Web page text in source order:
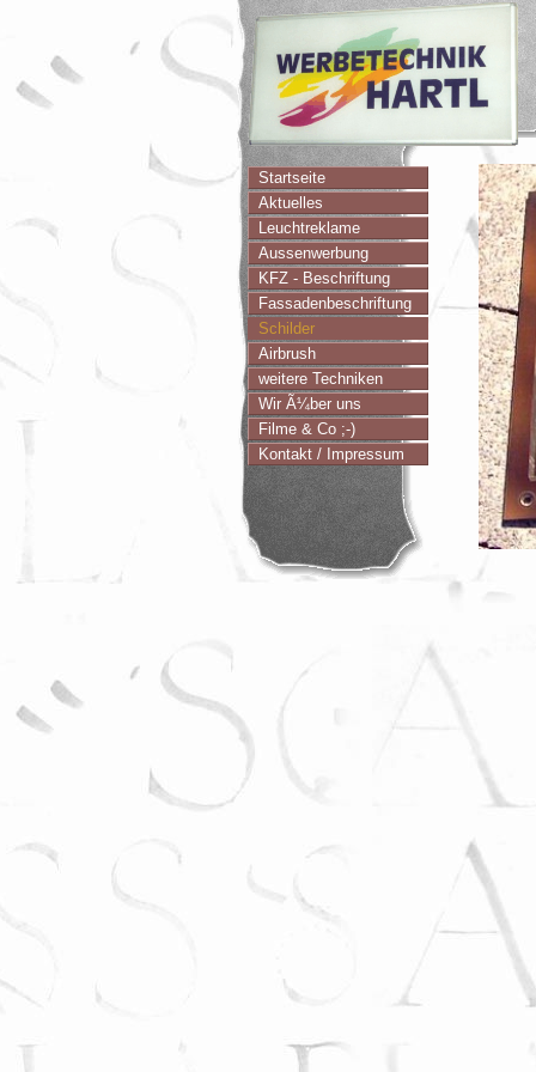
Startseite
Aktuelles
Leuchtreklame
Aussenwerbung
KFZ - Beschriftung
Fassadenbeschriftung
Schilder
Airbrush
weitere Techniken
Wir Ã¼ber uns
Filme & Co ;-)
Kontakt / Impressum